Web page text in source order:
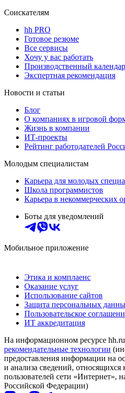
Соискателям
hh PRO
Готовое резюме
Все сервисы
Хочу у вас работать
Производственный
Экспертная рекомендация
Новости и статьи
Блог
О компаниях в игровой
Жизнь в компании
ИТ-проекты
Рейтинг работодателей
Молодым специалистам
Карьера для молодых
Школа программистов
Карьера в некоммерческих
Боты для уведомлений
Мобильное приложение
Этика и комплаенс
Оказание услуг
Использование сайтов
Защита персональных
Пользовательское
ИТ аккредитация
На информационном ресурсе hh.ru
рекомендательные технологии
предоставления информации на
и анализа сведений, относящихся
пользователей сети «Интернет»,
Российской Федерации)